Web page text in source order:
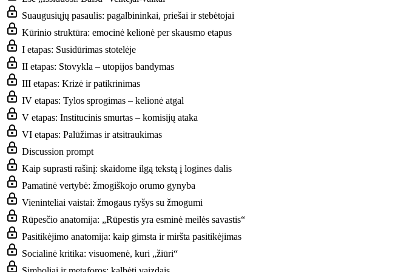
Suaugusiųjų pasaulis: pagalbininkai, priešai ir stebėtojai
Kūrinio struktūra: emocinė kelionė per skausmo etapus
I etapas: Susidūrimas stotelėje
II etapas: Stovykla – utopijos bandymas
III etapas: Krizė ir patikrinimas
IV etapas: Tylos sprogimas – kelionė atgal
V etapas: Institucinis smurtas – komisijų ataka
VI etapas: Palūžimas ir atsitraukimas
Discussion prompt
Kaip suprasti rašinį: skaidome ilgą tekstą į logines dalis
Pamatinė vertybė: žmogiškojo orumo gynyba
Vieninteliai vaistai: žmogaus ryšys su žmogumi
Rūpesčio anatomija: „Rūpestis yra esminė meilės savastis“
Pasitikėjimo anatomija: kaip gimsta ir miršta pasitikėjimas
Socialinė kritika: visuomenė, kuri „žiūri“